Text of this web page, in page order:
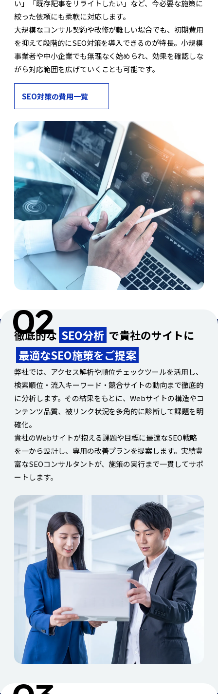
い」「既存記事をリライトしたい」など、今必要な施策に
絞った依頼にも柔軟に対応します。
大規模なコンサル契約や改修が難しい場合でも、初期費用
を抑えて段階的にSEO対策を導入できるのが特長。小規模
事業者や中小企業でも無理なく始められ、効果を確認しな
がら対応範囲を広げていくことも可能です。
SEO対策の費用一覧
徹底的な SEO分析 で貴社のサイトに
最適なSEO施策をご提案
弊社では、アクセス解析や順位チェックツールを活用し、
検索順位・流入キーワード・競合サイトの動向まで徹底的
に分析します。その結果をもとに、Webサイトの構造やコ
ンテンツ品質、被リンク状況を多角的に診断して課題を明
確化。
貴社のWebサイトが抱える課題や目標に最適なSEO戦略
を一から設計し、専用の改善プランを提案します。実績豊
富なSEOコンサルタントが、施策の実行まで一貫してサポ
ートします。